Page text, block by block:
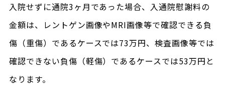
入院せずに通院3ヶ月であった場合、入通院慰謝料の
金額は、レントゲン画像やMRI画像等で確認できる負
傷（重傷）であるケースでは73万円、検査画像等では
確認できない負傷（軽傷）であるケースでは53万円と
なります。